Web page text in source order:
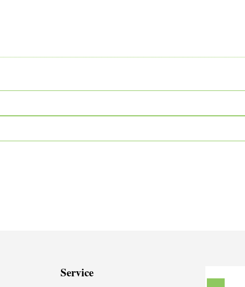
Service